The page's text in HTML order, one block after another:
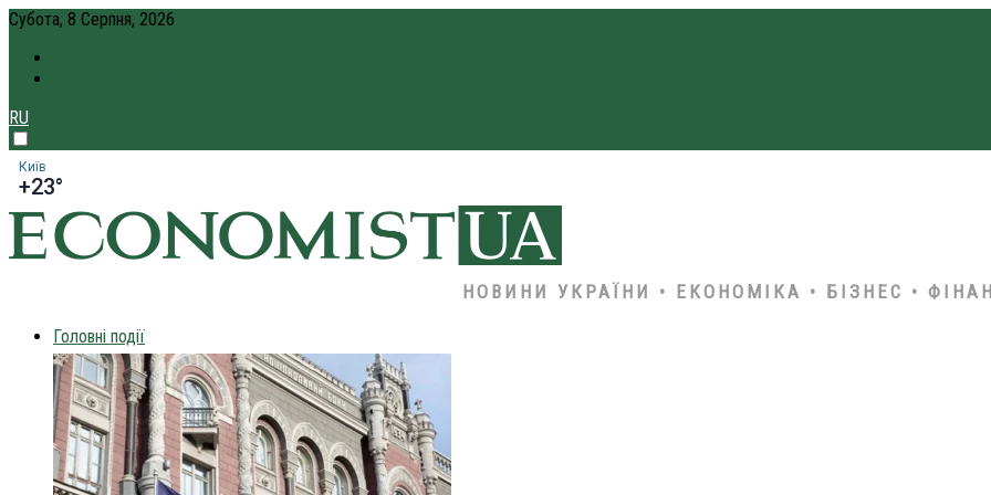
Субота, 8 Серпня, 2026
RU
Київ
+23°
НОВИНИ УКРАЇНИ • ЕКОНОМІКА • БІЗНЕС •
Головні події